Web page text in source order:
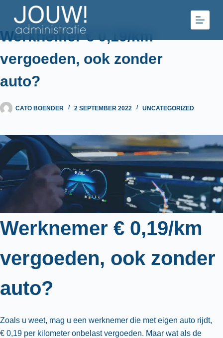
naar
de
Werknemer € 0,19/km
vergoeden, ook zonder
auto?
CATO BOENDER 2 SEPTEMBER 2022 UNCATEGORIZED
Werknemer € 0,19/km
vergoeden, ook zonder
auto?
Zoals u weet, mag u een werknemer die met eigen auto rijdt,
€ 0,19 per kilometer onbelast vergoeden. Maar wat als de